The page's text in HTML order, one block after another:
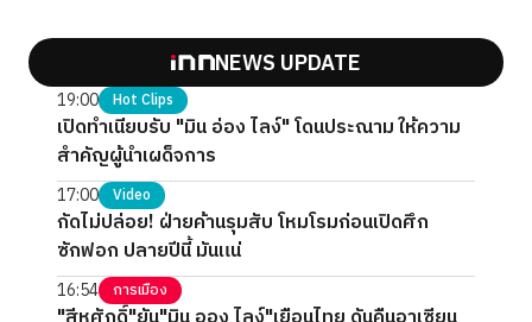
NEWS UPDATE
19:00 Hot Clips
เปิดทำเนียบรับ "มิน อ่อง ไลง์" โดนประณาม ให้ความ
สำคัญผู้นำเผด็จการ
17:00 Video
กัดไม่ปล่อย! ฝ่ายค้านรุมสับ โหมโรมก่อนเปิดศึก
ซักฟอก ปลายปีนี้ มันแน่
16:54 การเมือง